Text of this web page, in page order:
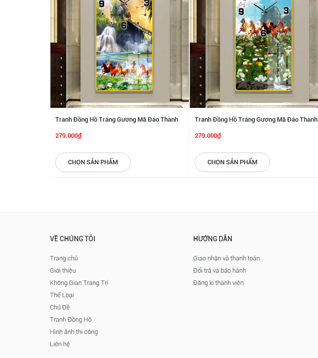
Tranh Đồng Hồ Tráng Gương Mã Đáo Thành
Công SGP 1692276
279.000₫
CHỌN SẢN PHẨM
Tranh Đồng Hồ Tráng Gương Mã Đáo Thành
Công SGP 1692275
279.000₫
CHỌN SẢN PHẨM
VỀ CHÚNG TÔI
Trang chủ
Giới thiệu
Không Gian Trang Trí
Thể Loại
Chủ Đề
Tranh Đồng Hồ
Hình ảnh thi công
Liên hệ
HƯỚNG DẪN
Giao nhận và thanh toán
Đổi trả và bảo hành
Đăng kí thành viên